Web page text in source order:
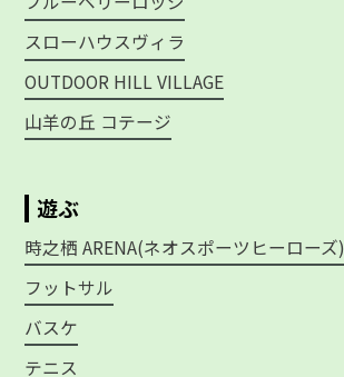
スローハウスヴィラ
OUTDOOR HILL VILLAGE
山羊の丘 コテージ
遊ぶ
時之栖 ARENA(ネオスポーツヒーローズ)
フットサル
バスケ
テニス